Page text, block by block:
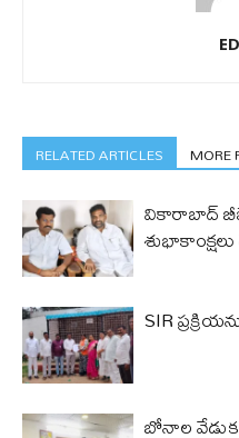
RELATED ARTICLES MORE
వికారాబాద్
SIR
బోనాల